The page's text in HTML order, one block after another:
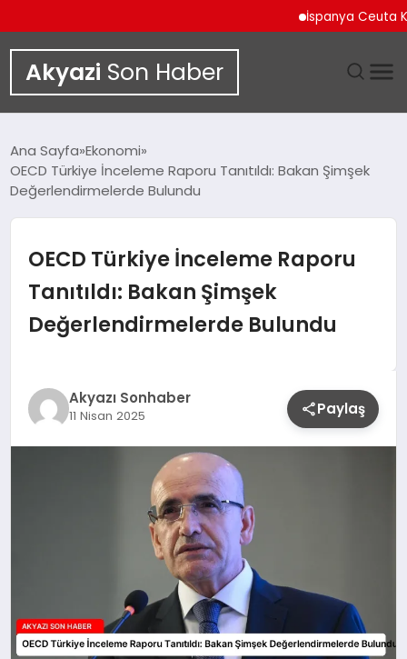
İspanya Ceuta
Akyazi Son Haber
SIYASET
SPOR
YAŞAM
Ana Sayfa Ekonomi
OECD Türkiye İnceleme Raporu Tanıtıldı: Bakan Şimşek
Değerlendirmelerde Bulundu
OECD Türkiye İnceleme Raporu
Tanıtıldı: Bakan Şimşek
Değerlendirmelerde Bulundu
Akyazı Sonhaber
11 Nisan 2025 Paylaş